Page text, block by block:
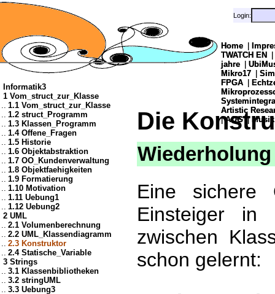
Home
TWATCH EN
jahre
Mikro17
FPGA
Artistic
|AOG |Musik
Login:
Informatik3
1 Vom_struct_zur_Klasse
.. 1.1 Vom_struct_zur_Klasse
.. 1.2 struct_Programm
.. 1.3 Klassen_Programm
.. 1.4 Offene_Fragen
.. 1.5 Historie
.. 1.6 Objektabstraktion
.. 1.7 OO_Kundenverwaltung
.. 1.8 Objektfaehigkeiten
.. 1.9 Formatierung
.. 1.10 Motivation
.. 1.11 Uebung1
.. 1.12 Uebung2
2 UML
.. 2.1 Volumenberechnung
.. 2.2 UML_Klassendiagramm
.. 2.3 Konstruktor
.. 2.4 Statische_Variable
3 Strings
.. 3.1 Klassenbibliotheken
.. 3.2 stringUML
.. 3.3 Uebung3
Home
TWATCH EN
jahre
Mikro17
FPGA
Artistic
|AOG |Musik
Login:
Die
Eine sichere
Einsteiger in
zwischen
schon gelernt: